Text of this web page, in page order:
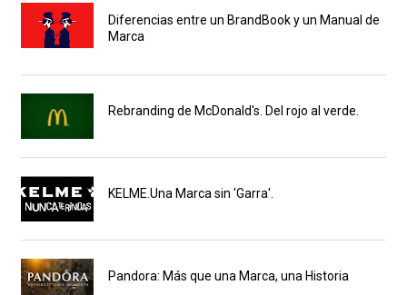
Diferencias entre un BrandBook y un Manual de
Marca
Rebranding de McDonald's. Del rojo al verde.
KELME.Una Marca sin 'Garra'.
Pandora: Más que una Marca, una Historia